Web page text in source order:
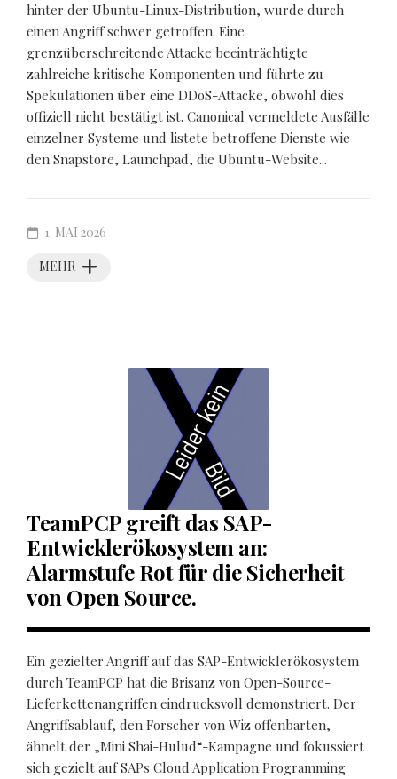
hinter der Ubuntu-Linux-Distribution, wurde durch
einen Angriff schwer getroffen. Eine
grenzüberschreitende Attacke beeinträchtigte
zahlreiche kritische Komponenten und führte zu
Spekulationen über eine DDoS-Attacke, obwohl dies
offiziell nicht bestätigt ist. Canonical vermeldete Ausfälle
einzelner Systeme und listete betroffene Dienste wie
den Snapstore, Launchpad, die Ubuntu-Website...
MEHR
1. MAI 2026
TeamPCP greift das SAP-
Entwicklerökosystem an:
Alarmstufe Rot für die Sicherheit
von Open Source.
Ein gezielter Angriff auf das SAP-Entwicklerökosystem
durch TeamPCP hat die Brisanz von Open-Source-
Lieferkettenangriffen eindrucksvoll demonstriert. Der
Angriffsablauf, den Forscher von Wiz offenbarten,
ähnelt der „Mini Shai-Hulud“-Kampagne und fokussiert
sich gezielt auf SAPs Cloud Application Programming